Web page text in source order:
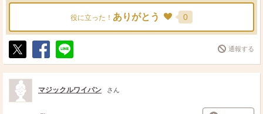
役に立った！ ありがとう 0
ポ
ス
ト
シ
ェ
送
る
通報する
マジックルワイパン さん